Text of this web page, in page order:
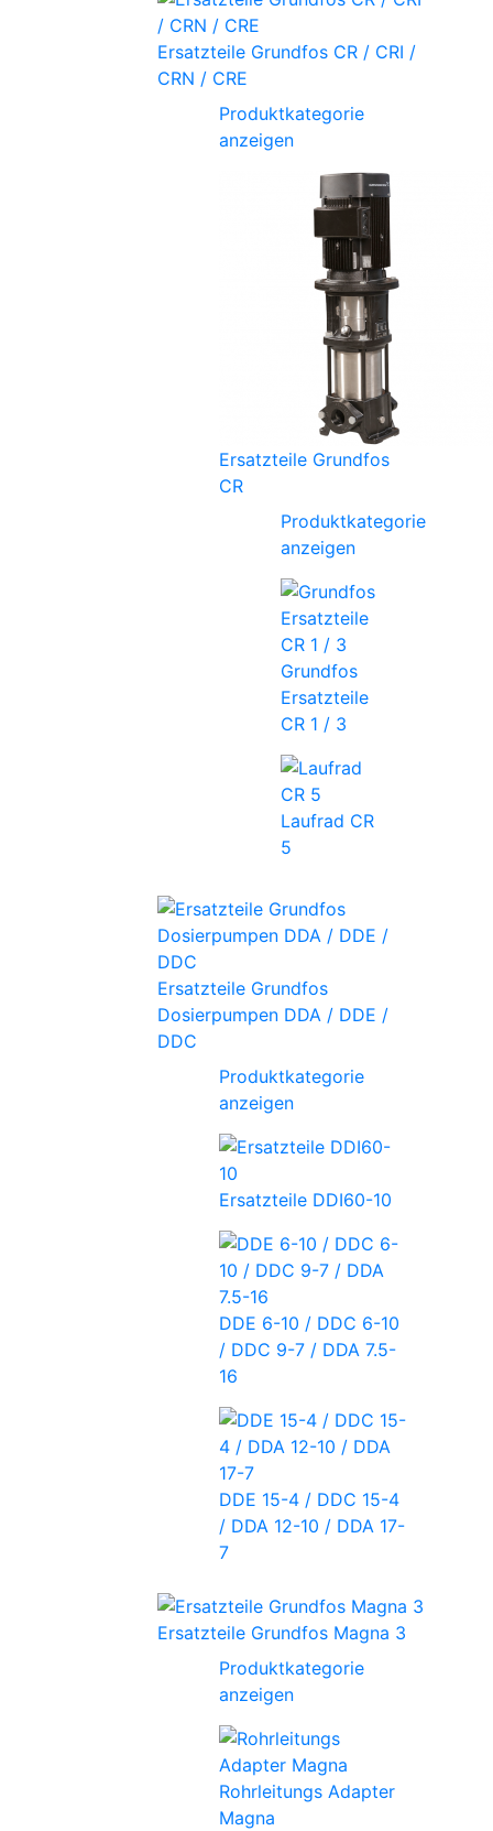
Ersatzteile Grundfos CR / CRI /
CRN / CRE
Produktkategorie
anzeigen
Ersatzteile Grundfos
CR
Produktkategorie
anzeigen
Grundfos
Ersatzteile
CR 1 / 3
Laufrad CR
5
Ersatzteile Grundfos
Dosierpumpen DDA / DDE /
DDC
Produktkategorie
anzeigen
Ersatzteile DDI60-10
DDE 6-10 / DDC 6-10
/ DDC 9-7 / DDA 7.5-
16
DDE 15-4 / DDC 15-4
/ DDA 12-10 / DDA 17-
7
Ersatzteile Grundfos Magna 3
Produktkategorie
anzeigen
Rohrleitungs Adapter
Magna